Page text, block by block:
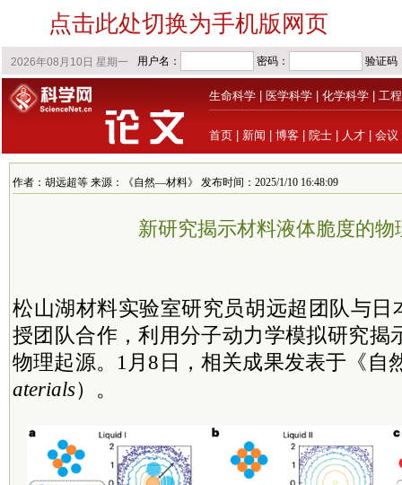
点击此处切换为手机版网页
生命科学 医学科学 化学科学 工
首页 新闻 博客 院士 人才 会议
作者：胡远超等 来源：《自然—材料》 发布时间：2025/1/10 16:48:09
新研究揭示材料液体脆度的物
松山湖材料实验室研究员胡远超团队与日
授团队合作，利用分子动力学模拟研究揭
物理起源。1月8日，相关成果发表于《自
aterials）。